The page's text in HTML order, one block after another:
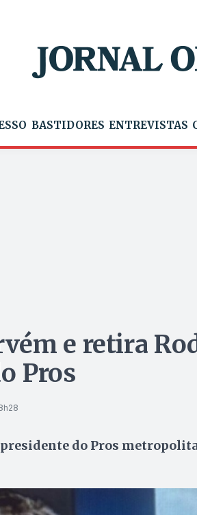
BASTIDORES ENTREVISTAS
e retira
Pros
do Pros